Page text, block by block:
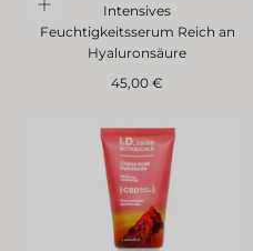
Intensives
Feuchtigkeitsserum Reich an
Hyaluronsäure
Regulärer
45,00 €